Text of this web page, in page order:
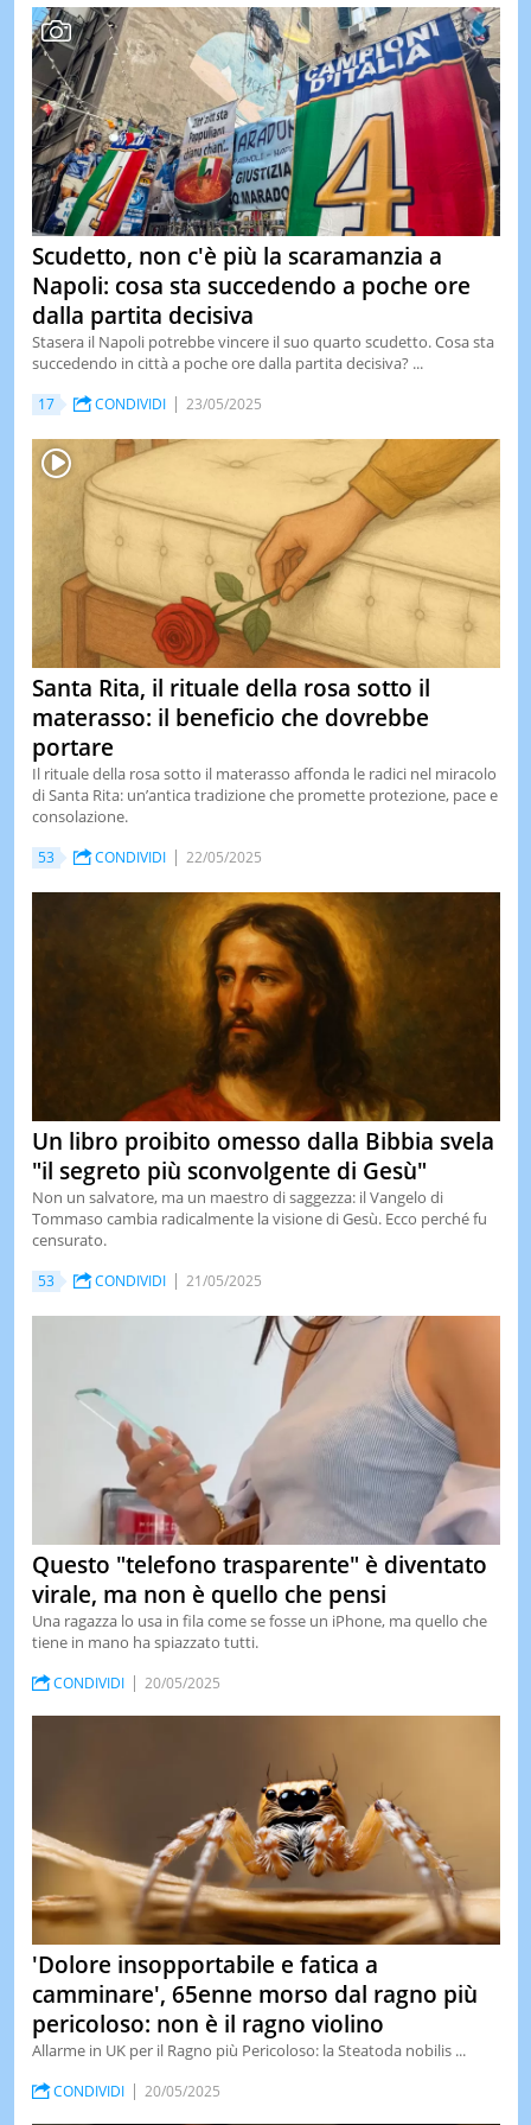
Scudetto, non c'è più la scaramanzia a
Napoli: cosa sta succedendo a poche ore
dalla partita decisiva
Stasera il Napoli potrebbe vincere il suo quarto scudetto. Cosa sta
succedendo in città a poche ore dalla partita decisiva? ...
17 CONDIVIDI 23/05/2025
Santa Rita, il rituale della rosa sotto il
materasso: il beneficio che dovrebbe
portare
Il rituale della rosa sotto il materasso affonda le radici nel miracolo
di Santa Rita: un’antica tradizione che promette protezione, pace e
consolazione.
53 CONDIVIDI 22/05/2025
Un libro proibito omesso dalla Bibbia svela
"il segreto più sconvolgente di Gesù"
Non un salvatore, ma un maestro di saggezza: il Vangelo di
Tommaso cambia radicalmente la visione di Gesù. Ecco perché fu
censurato.
53 CONDIVIDI 21/05/2025
Questo "telefono trasparente" è diventato
virale, ma non è quello che pensi
Una ragazza lo usa in fila come se fosse un iPhone, ma quello che
tiene in mano ha spiazzato tutti.
CONDIVIDI 20/05/2025
'Dolore insopportabile e fatica a
camminare', 65enne morso dal ragno più
pericoloso: non è il ragno violino
Allarme in UK per il Ragno più Pericoloso: la Steatoda nobilis ...
CONDIVIDI 20/05/2025